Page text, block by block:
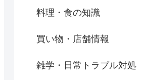
料理・食の知識
買い物・店舗情報
雑学・日常トラブル対処